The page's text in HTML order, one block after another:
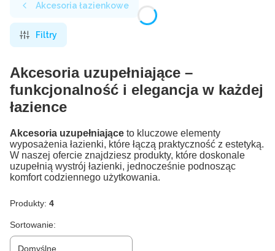
Akcesoria łazienkowe
Filtry
Akcesoria uzupełniające –
funkcjonalność i elegancja w każdej
łazience
Akcesoria uzupełniające to kluczowe elementy
wyposażenia łazienki, które łączą praktyczność z estetyką.
W naszej ofercie znajdziesz produkty, które doskonale
uzupełnią wystrój łazienki, jednocześnie podnosząc
komfort codziennego użytkowania.
Produkty: 4
Lista produktów
Sortowanie:
Domyślne